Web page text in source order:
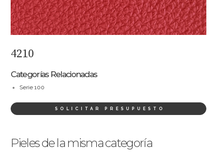
4210
Categorías Relacionadas
Serie 100
SOLICITAR PRESUPUESTO
Pieles de la misma categoría